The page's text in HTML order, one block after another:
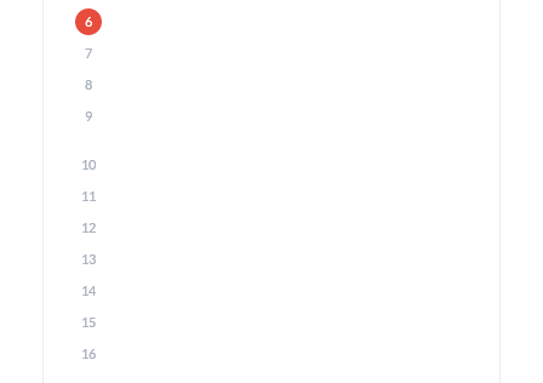
6
7
8
9
10
11
12
13
14
15
16